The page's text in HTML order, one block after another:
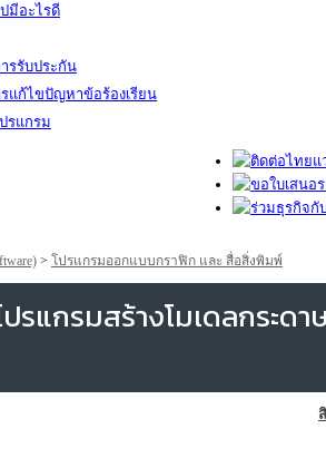
มีอะไรดี
รรับประกัน
รแก้ไขปัญหาข้อร้องเรียน
รแกรม
> โปรแกรมออกแบบกราฟิก และ สื่อสิ่งพิมพ์
รแกรมสร้างโมเดลกระดา